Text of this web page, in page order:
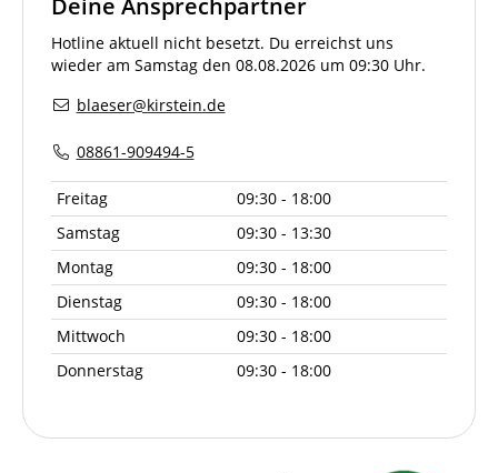
Deine Ansprechpartner
Hotline aktuell nicht besetzt. Du erreichst uns
wieder am Samstag den 08.08.2026 um 09:30 Uhr.
blaeser@kirstein.de
08861-909494-5
Freitag
09:30 - 18:00
Samstag
09:30 - 13:30
Montag
09:30 - 18:00
Dienstag
09:30 - 18:00
Mittwoch
09:30 - 18:00
Donnerstag
09:30 - 18:00